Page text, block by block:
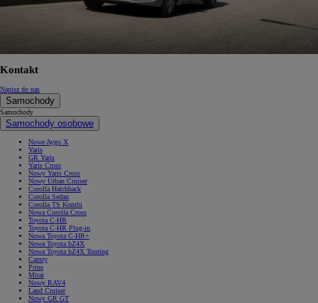
Kontakt
Napisz do nas
Samochody
Samochody
Samochody osobowe
Nowe Aygo X
Yaris
GR Yaris
Yaris Cross
Nowy Yaris Cross
Nowy Urban Cruiser
Corolla Hatchback
Corolla Sedan
Corolla TS Kombi
Nowa Corolla Cross
Toyota C-HR
Toyota C-HR Plug-in
Nowa Toyota C-HR+
Nowa Toyota bZ4X
Nowa Toyota bZ4X Touring
Camry
Prius
Mirai
Nowy RAV4
Land Cruiser
Nowy GR GT